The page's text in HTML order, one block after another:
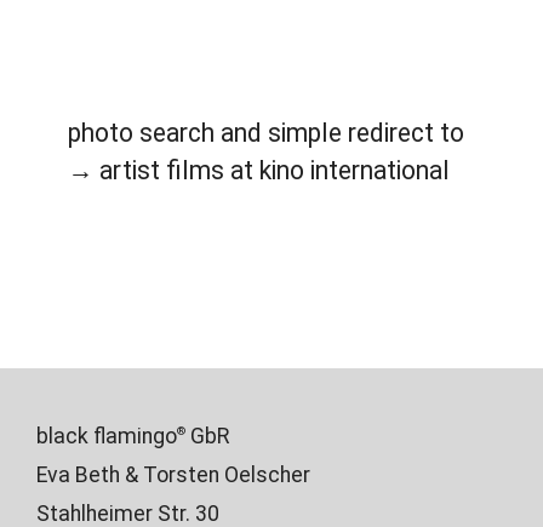
photo search and simple redirect to
→ artist films at kino international
black flamingo® GbR
Eva Beth & Torsten Oelscher
Stahlheimer Str. 30